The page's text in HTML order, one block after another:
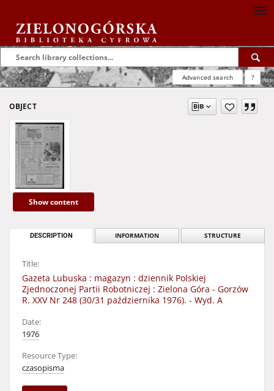
Advanced search ?
OBJECT
Show content
DESCRIPTION INFORMATION STRUCTURE
Title:
Gazeta Lubuska : magazyn : dziennik Polskiej
Zjednoczonej Partii Robotniczej : Zielona Góra - Gorzów
R. XXV Nr 248 (30/31 października 1976). - Wyd. A
Date:
1976
Resource Type:
czasopisma